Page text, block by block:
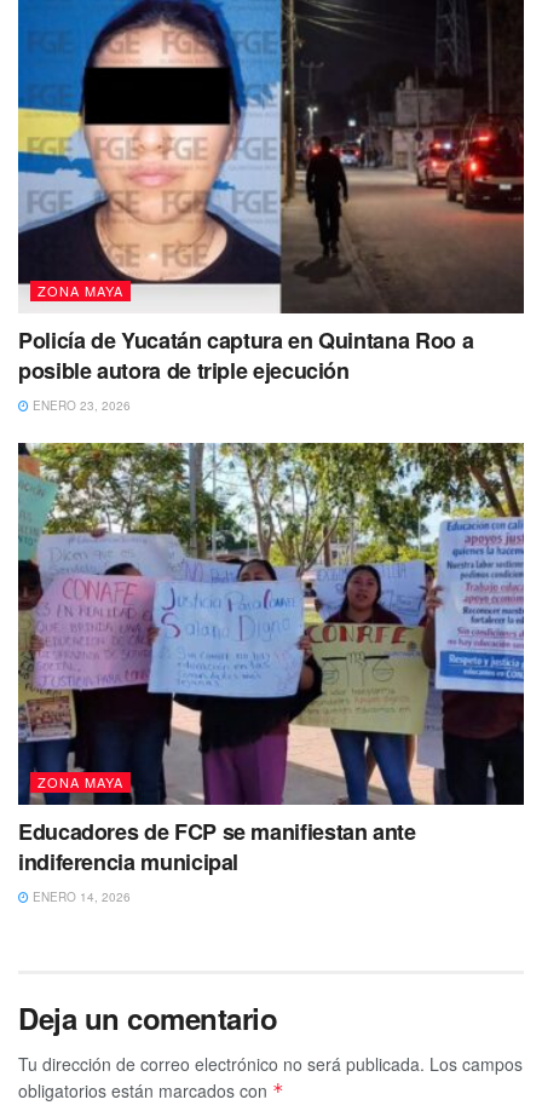
No dejes de Leer
ZONA MAYA
Policía de Yucatán captura en Quintana Roo a
posible autora de triple ejecución
ENERO 23, 2026
ZONA MAYA
Educadores de FCP se manifiestan ante
indiferencia municipal
ENERO 14, 2026
Deja un comentario
Tu dirección de correo electrónico no será publicada. Los campos
obligatorios están marcados con *